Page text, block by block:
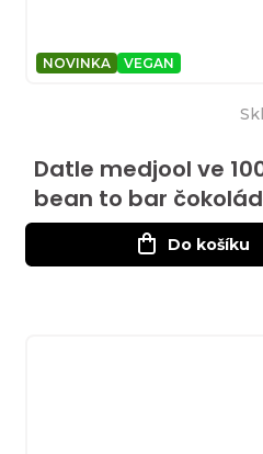
NOVINKA VEGAN
Datle medjool ve
bean to bar
Do košíku